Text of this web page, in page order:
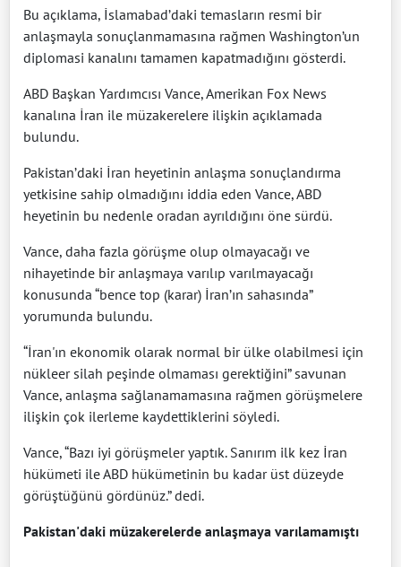
Bu açıklama, İslamabad’daki temasların resmi bir
anlaşmayla sonuçlanmamasına rağmen Washington’un
diplomasi kanalını tamamen kapatmadığını gösterdi.
ABD Başkan Yardımcısı Vance, Amerikan Fox News
kanalına İran ile müzakerelere ilişkin açıklamada
bulundu.
Pakistan’daki İran heyetinin anlaşma sonuçlandırma
yetkisine sahip olmadığını iddia eden Vance, ABD
heyetinin bu nedenle oradan ayrıldığını öne sürdü.
Vance, daha fazla görüşme olup olmayacağı ve
nihayetinde bir anlaşmaya varılıp varılmayacağı
konusunda “bence top (karar) İran’ın sahasında”
yorumunda bulundu.
“İran'ın ekonomik olarak normal bir ülke olabilmesi için
nükleer silah peşinde olmaması gerektiğini” savunan
Vance, anlaşma sağlanamamasına rağmen görüşmelere
ilişkin çok ilerleme kaydettiklerini söyledi.
Vance, “Bazı iyi görüşmeler yaptık. Sanırım ilk kez İran
hükümeti ile ABD hükümetinin bu kadar üst düzeyde
görüştüğünü gördünüz.” dedi.
Pakistan'daki müzakerelerde anlaşmaya varılamamıştı